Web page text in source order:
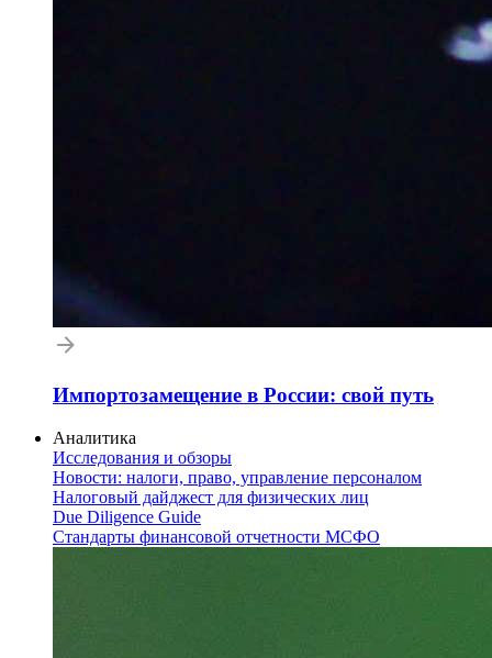
Импортозамещение в России: свой путь
Аналитика
Исследования и обзоры
Новости: налоги, право, управление персоналом
Налоговый дайджест для физических лиц
Due Diligence Guide
Стандарты финансовой отчетности МСФО